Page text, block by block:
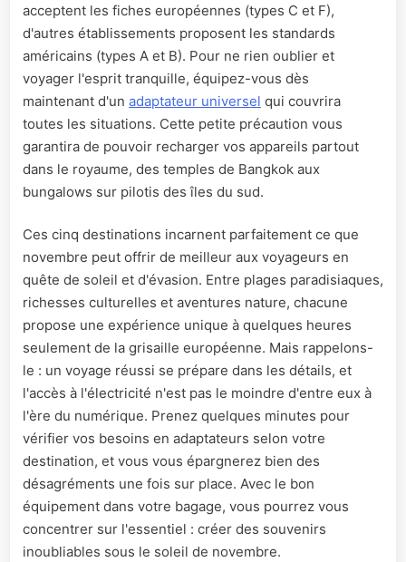
acceptent les fiches européennes (types C et F),
d'autres établissements proposent les standards
américains (types A et B). Pour ne rien oublier et
voyager l'esprit tranquille, équipez-vous dès
maintenant d'un adaptateur universel qui couvrira
toutes les situations. Cette petite précaution vous
garantira de pouvoir recharger vos appareils partout
dans le royaume, des temples de Bangkok aux
bungalows sur pilotis des îles du sud.
Ces cinq destinations incarnent parfaitement ce que
novembre peut offrir de meilleur aux voyageurs en
quête de soleil et d'évasion. Entre plages paradisiaques,
richesses culturelles et aventures nature, chacune
propose une expérience unique à quelques heures
seulement de la grisaille européenne. Mais rappelons-
le : un voyage réussi se prépare dans les détails, et
l'accès à l'électricité n'est pas le moindre d'entre eux à
l'ère du numérique. Prenez quelques minutes pour
vérifier vos besoins en adaptateurs selon votre
destination, et vous vous épargnerez bien des
désagréments une fois sur place. Avec le bon
équipement dans votre bagage, vous pourrez vous
concentrer sur l'essentiel : créer des souvenirs
inoubliables sous le soleil de novembre.